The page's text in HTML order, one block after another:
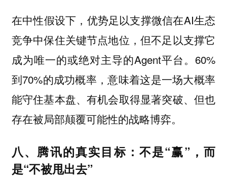
在中性假设下，优势足以支撑微信在AI生态
竞争中保住关键节点地位，但不足以支撑它
成为唯一的或绝对主导的Agent平台。60%
到70%的成功概率，意味着这是一场大概率
能守住基本盘、有机会取得显著突破、但也
存在被局部颠覆可能性的战略博弈。
八、腾讯的真实目标：不是“赢”，而
是“不被甩出去”